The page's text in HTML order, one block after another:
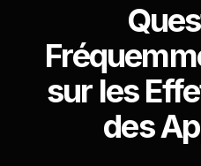
sur les
des